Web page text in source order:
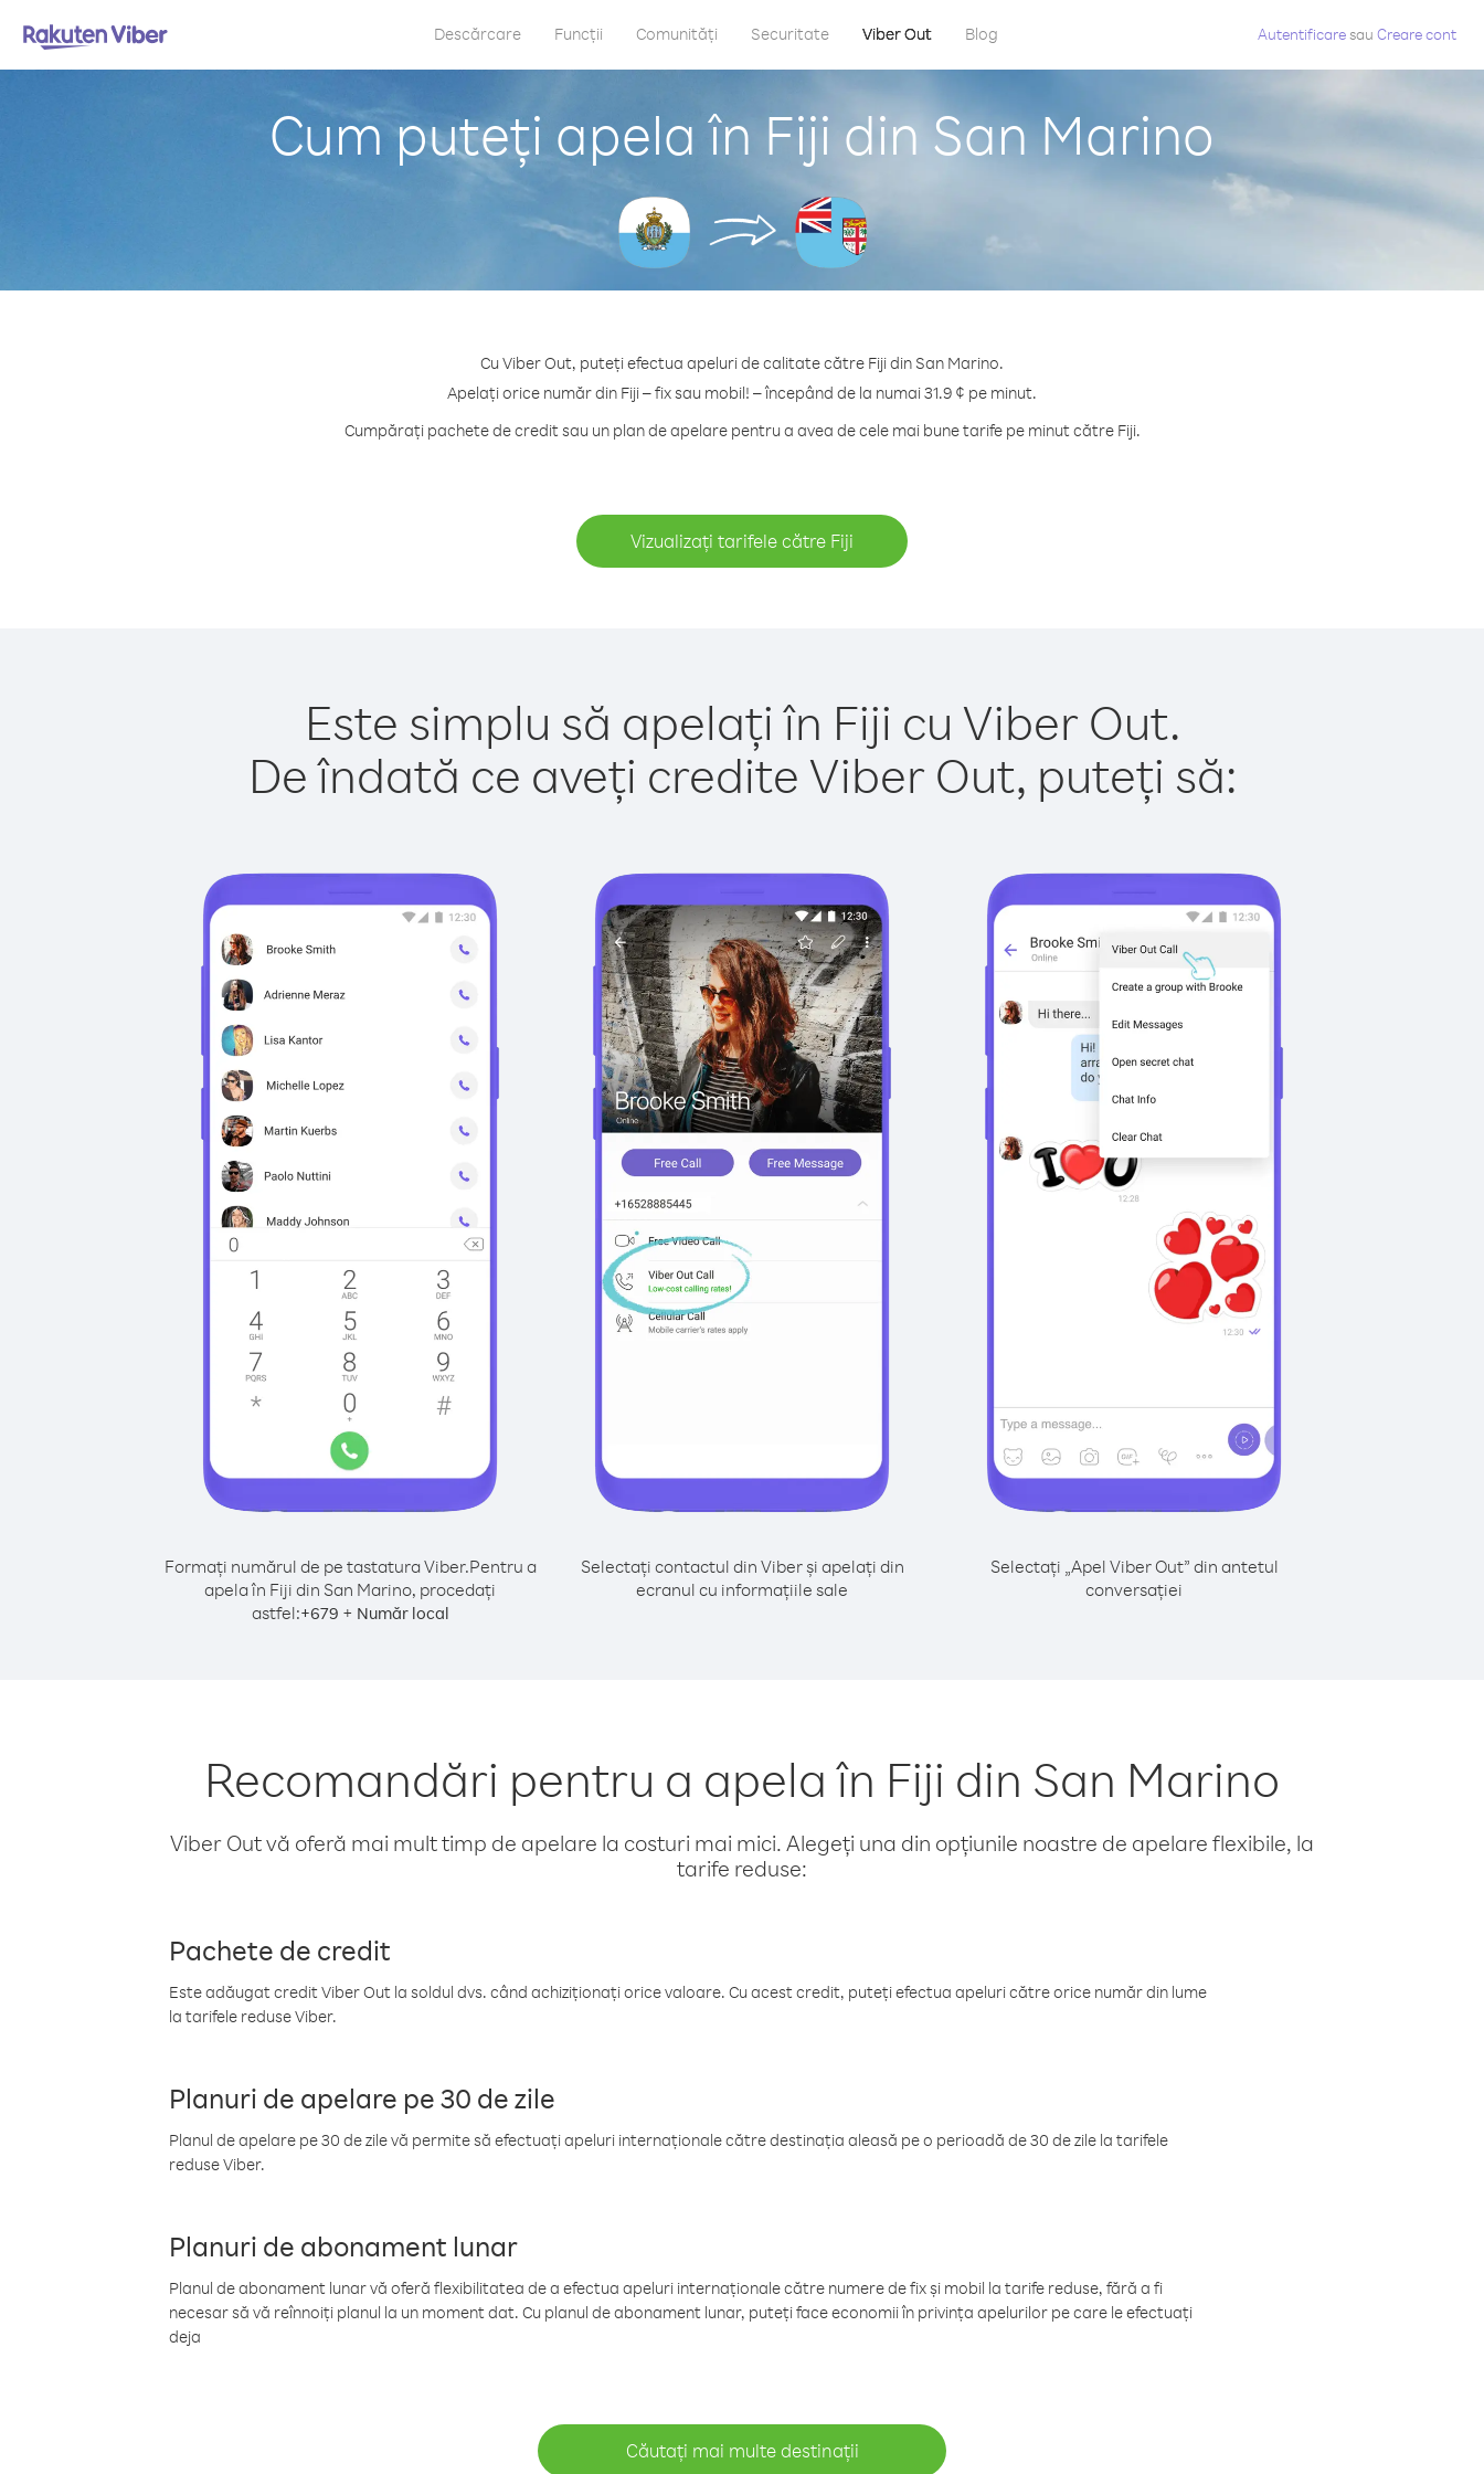
Descărcare Funcții Comunități Securitate Viber Out Blog Autentificaresau Creare cont
Cum puteți apela în Fiji din San Marino
Cu Viber Out, puteți efectua apeluri de calitate către Fiji din San Marino.
Apelați orice număr din Fiji – fix sau mobil! – începând de la numai 31.9 ¢ pe minut.
Cumpărați pachete de credit sau un plan de apelare pentru a avea de cele mai bune tarife pe minut către Fiji.
Vizualizați tarifele către Fiji
Este simplu să apelați în Fiji cu Viber Out.
De îndată ce aveți credite Viber Out, puteți să:
Formați numărul de pe tastatura Viber.Pentru a
apela în Fiji din San Marino, procedați
astfel:+679 + Număr local
Selectați contactul din Viber și apelați din
ecranul cu informațiile sale
Selectați „Apel Viber Out” din antetul
conversației
Recomandări pentru a apela în Fiji din San Marino
Viber Out vă oferă mai mult timp de apelare la costuri mai mici. Alegeți una din opțiunile noastre de apelare flexibile, la
tarife reduse:
Pachete de credit
Este adăugat credit Viber Out la soldul dvs. când achiziționați orice valoare. Cu acest credit, puteți efectua apeluri către orice număr din lume
la tarifele reduse Viber.
Planuri de apelare pe 30 de zile
Planul de apelare pe 30 de zile vă permite să efectuați apeluri internaționale către destinația aleasă pe o perioadă de 30 de zile la tarifele
reduse Viber.
Planuri de abonament lunar
Planul de abonament lunar vă oferă flexibilitatea de a efectua apeluri internaționale către numere de fix și mobil la tarife reduse, fără a fi
necesar să vă reînnoiți planul la un moment dat. Cu planul de abonament lunar, puteți face economii în privința apelurilor pe care le efectuați
deja
Căutați mai multe destinații